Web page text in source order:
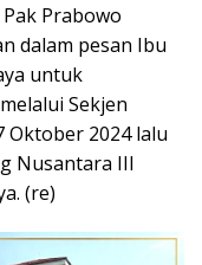
Prabowo
dalam pesan Ibu
untuk
Sekjen
Oktober 2024 lalu
Nusantara III
(re)